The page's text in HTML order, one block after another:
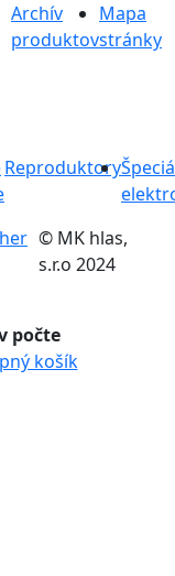
Archív
produktov
Mapa
stránky
Reproduktory
© MK hlas,
s.r.o 2024
počte
košík